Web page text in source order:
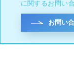
に関するお問い
お問い